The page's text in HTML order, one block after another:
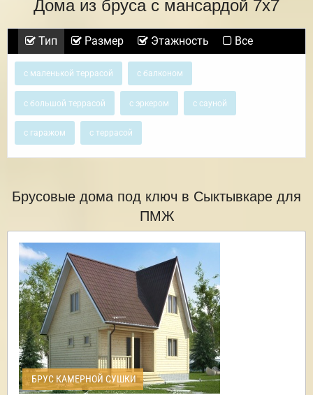
Тип Размер Этажность Все
с маленькой террасой с балконом
с большой террасой с эркером с сауной
с гаражом с террасой
Брусовые дома под ключ в Сыктывкаре для
ПМЖ
БРУС КАМЕРНОЙ СУШКИ